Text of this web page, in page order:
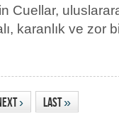
Cuellar,
karanlık ve zor
› Last»